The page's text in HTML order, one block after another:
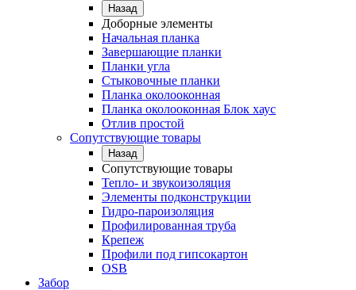
Назад
Доборные элементы
Начальная планка
Завершающие планки
Планки угла
Стыковочные планки
Планка околооконная
Планка околооконная Блок хаус
Отлив простой
Сопутствующие товары
Назад
Сопутствующие товары
Тепло- и звукоизоляция
Элементы подконструкции
Гидро-пароизоляция
Профилированная труба
Крепеж
Профили под гипсокартон
OSB
Забор